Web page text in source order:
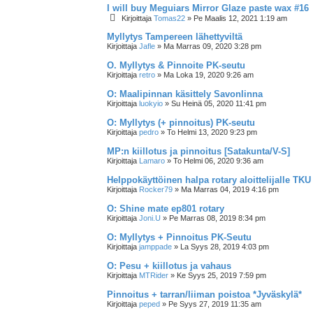
I will buy Meguiars Mirror Glaze paste wax #16
Kirjoittaja Tomas22 » Pe Maalis 12, 2021 1:19 am
Myllytys Tampereen lähettyviltä
Kirjoittaja Jafle » Ma Marras 09, 2020 3:28 pm
O. Myllytys & Pinnoite PK-seutu
Kirjoittaja retro » Ma Loka 19, 2020 9:26 am
O: Maalipinnan käsittely Savonlinna
Kirjoittaja luokyio » Su Heinä 05, 2020 11:41 pm
O: Myllytys (+ pinnoitus) PK-seutu
Kirjoittaja pedro » To Helmi 13, 2020 9:23 pm
MP:n kiillotus ja pinnoitus [Satakunta/V-S]
Kirjoittaja Lamaro » To Helmi 06, 2020 9:36 am
Helppokäyttöinen halpa rotary aloittelijalle TKU
Kirjoittaja Rocker79 » Ma Marras 04, 2019 4:16 pm
O: Shine mate ep801 rotary
Kirjoittaja Joni.U » Pe Marras 08, 2019 8:34 pm
O: Myllytys + Pinnoitus PK-Seutu
Kirjoittaja jamppade » La Syys 28, 2019 4:03 pm
O: Pesu + kiillotus ja vahaus
Kirjoittaja MTRider » Ke Syys 25, 2019 7:59 pm
Pinnoitus + tarran/liiman poistoa *Jyväskylä*
Kirjoittaja peped » Pe Syys 27, 2019 11:35 am